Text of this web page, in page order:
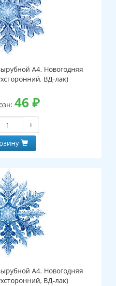
А4. Новогодняя
ВД-лак)
46 ₽
+
А4. Новогодняя
ВД-лак)